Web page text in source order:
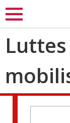
Aller
au
contenu
principal